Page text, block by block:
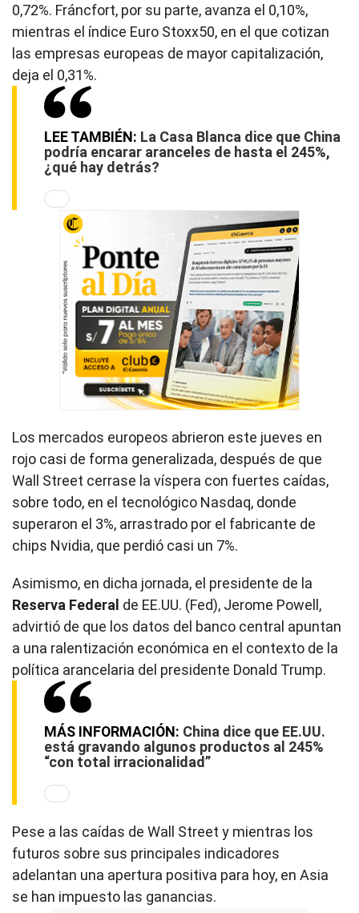
0,72%. Fráncfort, por su parte, avanza el 0,10%,
mientras el índice Euro Stoxx50, en el que cotizan
las empresas europeas de mayor capitalización,
deja el 0,31%.
LEE TAMBIÉN: La Casa Blanca dice que China
podría encarar aranceles de hasta el 245%,
¿qué hay detrás?
Los mercados europeos abrieron este jueves en
rojo casi de forma generalizada, después de que
Wall Street cerrase la víspera con fuertes caídas,
sobre todo, en el tecnológico Nasdaq, donde
superaron el 3%, arrastrado por el fabricante de
chips Nvidia, que perdió casi un 7%.
Asimismo, en dicha jornada, el presidente de la
Reserva Federal de EE.UU. (Fed), Jerome Powell,
advirtió de que los datos del banco central apuntan
a una ralentización económica en el contexto de la
política arancelaria del presidente Donald Trump.
MÁS INFORMACIÓN: China dice que EE.UU.
está gravando algunos productos al 245%
“con total irracionalidad”
Pese a las caídas de Wall Street y mientras los
futuros sobre sus principales indicadores
adelantan una apertura positiva para hoy, en Asia
se han impuesto las ganancias.